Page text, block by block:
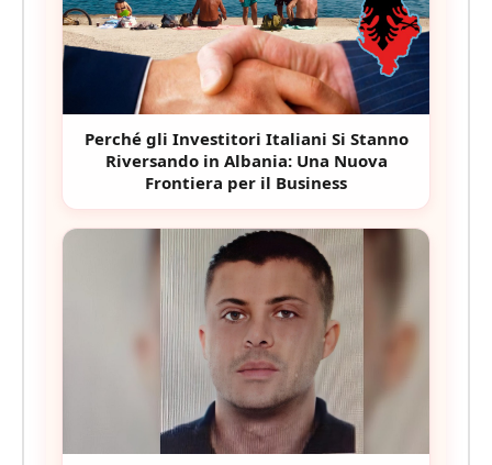
Perché gli Investitori Italiani Si Stanno
Riversando in Albania: Una Nuova
Frontiera per il Business